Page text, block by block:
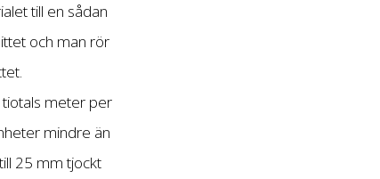
till en sådan
och man rör
tiotals meter per
mindre än
25 mm tjockt